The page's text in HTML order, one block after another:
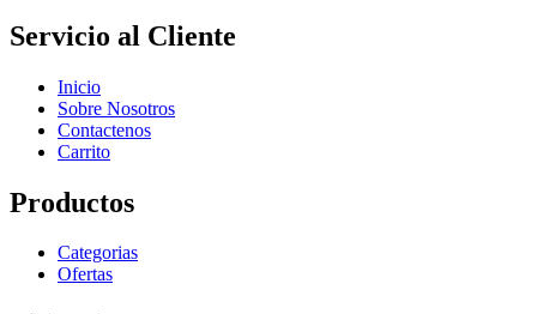
Servicio al Cliente
Inicio
Sobre Nosotros
Contactenos
Carrito
Productos
Categorias
Ofertas